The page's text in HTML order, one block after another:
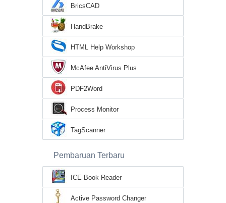
BricsCAD
HandBrake
HTML Help Workshop
McAfee AntiVirus Plus
PDF2Word
Process Monitor
TagScanner
Pembaruan Terbaru
ICE Book Reader
Active Password Changer